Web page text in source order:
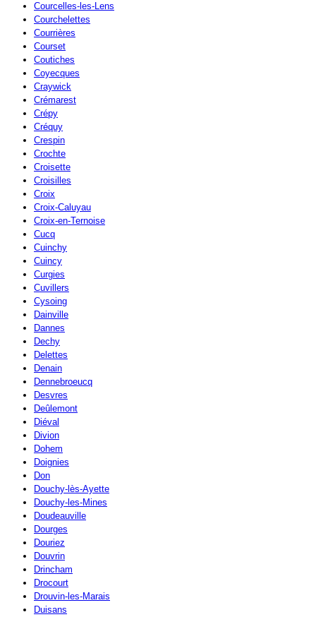
Courcelles-les-Lens
Courchelettes
Courrières
Courset
Coutiches
Coyecques
Craywick
Crémarest
Crépy
Créquy
Crespin
Crochte
Croisette
Croisilles
Croix
Croix-Caluyau
Croix-en-Ternoise
Cucq
Cuinchy
Cuincy
Curgies
Cuvillers
Cysoing
Dainville
Dannes
Dechy
Delettes
Denain
Dennebroeucq
Desvres
Deûlemont
Diéval
Divion
Dohem
Doignies
Don
Douchy-lès-Ayette
Douchy-les-Mines
Doudeauville
Dourges
Douriez
Douvrin
Drincham
Drocourt
Drouvin-les-Marais
Duisans